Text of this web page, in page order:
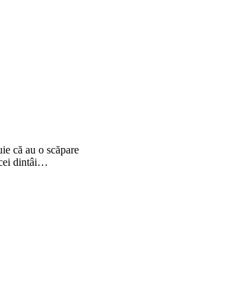
că au o scăpare
cei dintâi…